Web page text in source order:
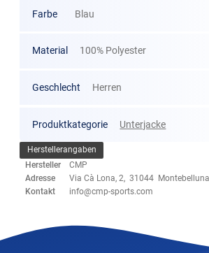
Farbe Blau
Material 100% Polyester
Geschlecht Herren
Produktkategorie Unterjacke
Herstellerangaben
Hersteller
CMP
Adresse
Via Cà Lona, 2, 31044
Kontakt
info@cmp-sports.com